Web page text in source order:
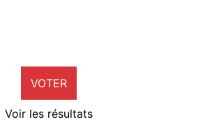
VOTER
Voir les résultats